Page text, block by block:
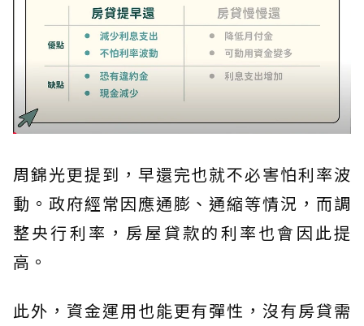
周錦光更提到，早還完也就不必害怕利率波
動。政府經常因應通膨、通縮等情況，而調
整央行利率，房屋貸款的利率也會因此提
高。
此外，資金運用也能更有彈性，沒有房貸需